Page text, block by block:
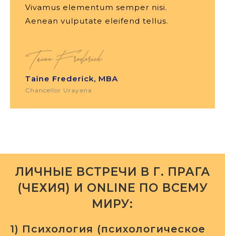
Vivamus elementum semper nisi.
Aenean vulputate eleifend tellus.
Taine Frederick, MBA
Chancellor Urayana
ЛИЧНЫЕ ВСТРЕЧИ В Г. ПРАГА
(ЧЕХИЯ) И ONLINE ПО ВСЕМУ
МИРУ:
1) Психология (психологическое